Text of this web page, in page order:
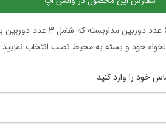
خود و بسته به محیط نصب انتخاب نمایید.
خود را وارد کنید